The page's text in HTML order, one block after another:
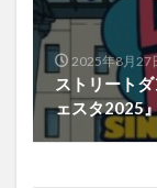
2025年8月27
ストリート
ェスタ2025